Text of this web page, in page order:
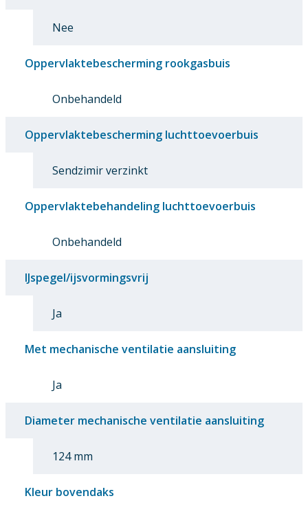
Nee
Oppervlaktebescherming rookgasbuis
Onbehandeld
Oppervlaktebescherming luchttoevoerbuis
Sendzimir verzinkt
Oppervlaktebehandeling luchttoevoerbuis
Onbehandeld
IJspegel/ijsvormingsvrij
Ja
Met mechanische ventilatie aansluiting
Ja
Diameter mechanische ventilatie aansluiting
124 mm
Kleur bovendaks